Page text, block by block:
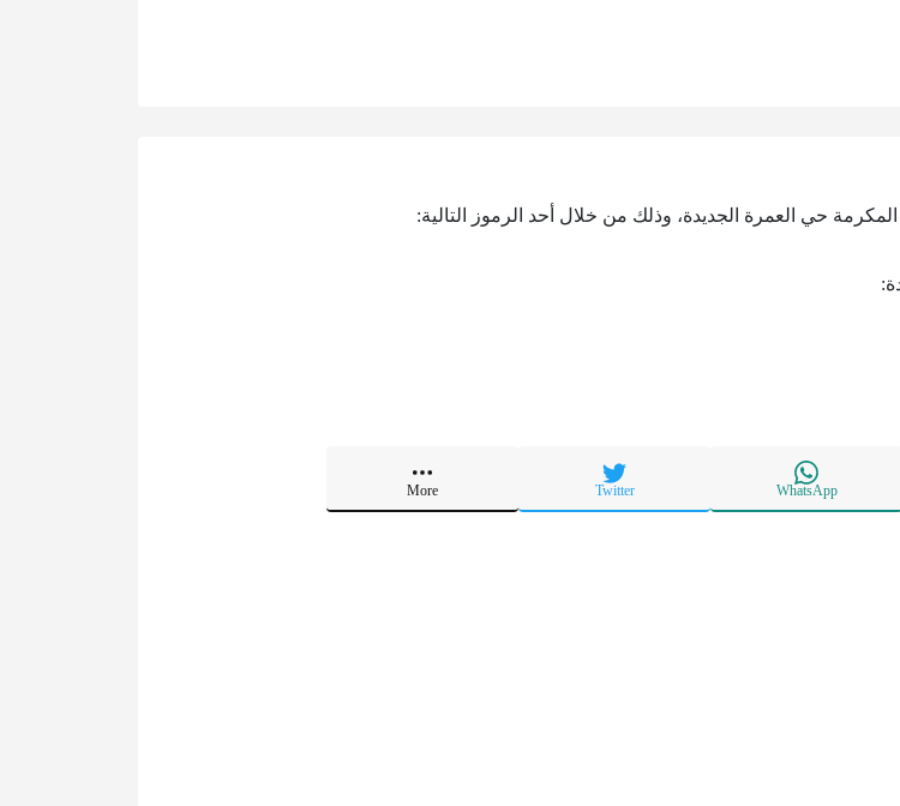
حي العمرة الجديدة، وذلك من خلال أحد الرموز التالية:
WhatsApp
Twitter
More